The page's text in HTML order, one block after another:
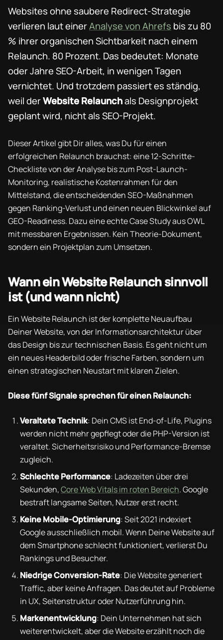
Websites ohne saubere Redirect-Strategie
verlieren laut einerAnalyse von Ahrefs bis zu 80
% ihrer organischen Sichtbarkeit nach einem
Relaunch. 80 Prozent. Das bedeutet: Monate
oder Jahre SEO-Arbeit, in wenigen Tagen
vernichtet. Und trotzdem passiert es ständig,
weil derWebsite Relaunchals Designprojekt
geplant wird, nicht als SEO-Projekt.
Dieser Artikel gibt Dir alles, was Du für einen
erfolgreichen Relaunch brauchst: eine 12-Schritte-
Checkliste von der Analyse bis zum Post-Launch-
Monitoring, realistische Kostenrahmen für den
Mittelstand, die entscheidenden SEO-Maßnahmen
gegen Ranking-Verlust und einen neuen Blickwinkel auf
GEO-Readiness. Dazu eine echte Case Study aus OWL
mit messbaren Ergebnissen. Kein Theorie-Dokument,
sondern ein Projektplan zum Umsetzen.
Wann ein Website Relaunch sinnvoll
ist (und wann nicht)
Ein Website Relaunch ist der komplette Neuaufbau
Deiner Website, von der Informationsarchitektur über
das Design bis zur technischen Basis. Es geht nicht um
ein neues Headerbild oder frische Farben, sondern um
einen strategischen Neustart mit klaren Zielen.
Diese fünf Signale sprechen für einen Relaunch:
Veraltete Technik: Dein CMS ist End-of-Life, Plugins
werden nicht mehr gepflegt oder die PHP-Version ist
veraltet. Sicherheitsrisiko und Performance-Bremse
zugleich.
Schlechte Performance: Ladezeiten über drei
Sekunden,Core Web Vitals im roten Bereich. Google
bestraft langsame Seiten, Nutzer erst recht.
Keine Mobile-Optimierung: Seit 2021 indexiert
Google ausschließlich mobil. Wenn Deine Website auf
dem Smartphone schlecht funktioniert, verlierst Du
Rankings und Besucher.
Niedrige Conversion-Rate: Die Website generiert
Traffic, aber keine Anfragen. Das deutet auf Probleme
in UX, Seitenstruktur oder Nutzerführung hin.
Markenentwicklung: Dein Unternehmen hat sich
weiterentwickelt, aber die Website erzählt noch die